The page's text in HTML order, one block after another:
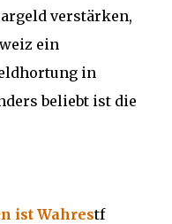
verstärken,
ein
in
beliebt ist die
ist Wahrestf